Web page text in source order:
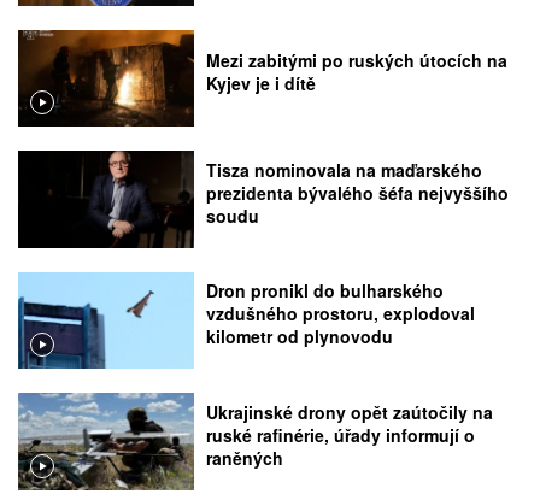
Mezi zabitými po ruských útocích na
Kyjev je i dítě
Tisza nominovala na maďarského
prezidenta bývalého šéfa nejvyššího
soudu
Dron pronikl do bulharského
vzdušného prostoru, explodoval
kilometr od plynovodu
Ukrajinské drony opět zaútočily na
ruské rafinérie, úřady informují o
raněných